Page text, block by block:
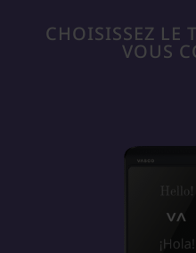
CHOISISSEZ LE
VOUS